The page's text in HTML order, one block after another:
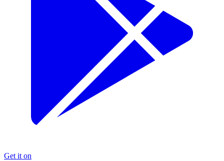
Get it on